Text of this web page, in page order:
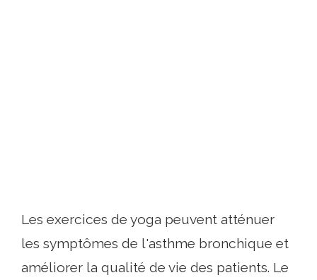
Les exercices de yoga peuvent atténuer
les symptômes de l'asthme bronchique et
améliorer la qualité de vie des patients. Le